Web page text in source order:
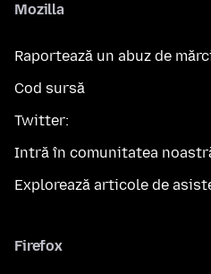
Mozilla
Raportează un abuz de
Cod sursă
Twitter:
Intră în comunitatea
Explorează articole de
Firefox